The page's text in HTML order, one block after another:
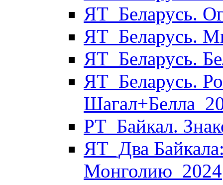
ЯТ_Беларусь.
ЯТ_Беларусь.
ЯТ_Беларусь.
ЯТ_Беларусь.
РТ_Байкал.
ЯТ_Два
Монголию_2024